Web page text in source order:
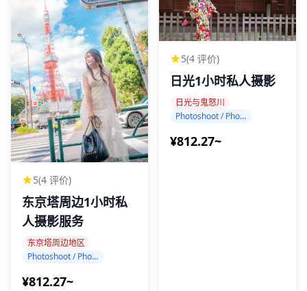
5(4 评价)
东京塔周边1小时私
人摄影服务
东京塔周边地区
Photoshoot / Photo tour
¥812.27~
5(4 评价)
日光1小时私人摄影
日光与鬼怒川
Photoshoot / Photo tour
¥812.27~